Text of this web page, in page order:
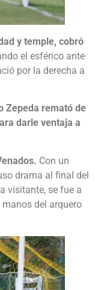
y temple, cobró
el esférico ante
por la derecha a
Zepeda remató de
darle ventaja a
Con un
drama al final del
visitante, se fue a
del arquero